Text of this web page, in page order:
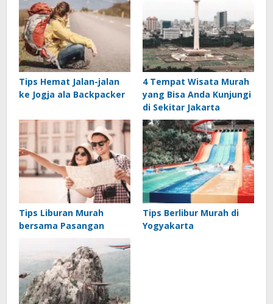
Tips Hemat Jalan-jalan
ke Jogja ala Backpacker
4 Tempat Wisata Murah
yang Bisa Anda Kunjungi
di Sekitar Jakarta
Tips Liburan Murah
bersama Pasangan
Tips Berlibur Murah di
Yogyakarta